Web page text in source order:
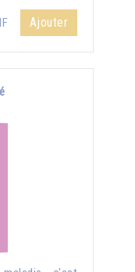
Ajouter